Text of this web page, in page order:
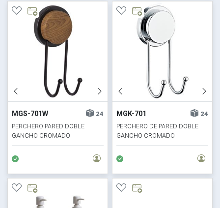
MGS-701W
24
PERCHERO PARED DOBLE
GANCHO CROMADO
NEGRO/MADERA
MGK-701
24
PERCHERO DE PARED DOBLE
GANCHO CROMADO